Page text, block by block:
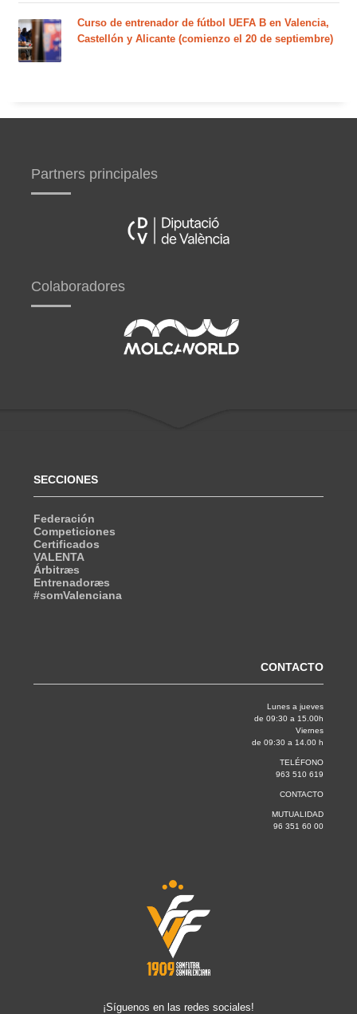
Curso de entrenador de fútbol UEFA B en Valencia,
Castellón y Alicante (comienzo el 20 de septiembre)
Partners principales
Colaboradores
SECCIONES
Federación
Competiciones
Certificados
VALENTA
Árbitræs
Entrenadoræs
#somValenciana
CONTACTO
Lunes a jueves
de 09:30 a 15.00h
Viernes
de 09:30 a 14.00 h
TELÉFONO
963 510 619
CONTACTO
MUTUALIDAD
96 351 60 00
¡Síguenos en las redes sociales!